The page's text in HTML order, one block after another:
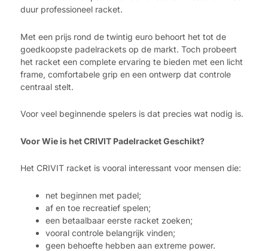
duur professioneel racket.
Met een prijs rond de twintig euro behoort het tot de
goedkoopste padelrackets op de markt. Toch probeert
het racket een complete ervaring te bieden met een licht
frame, comfortabele grip en een ontwerp dat controle
centraal stelt.
Voor veel beginnende spelers is dat precies wat nodig is.
Voor Wie is het CRIVIT Padelracket Geschikt?
Het CRIVIT racket is vooral interessant voor mensen die:
net beginnen met padel;
af en toe recreatief spelen;
een betaalbaar eerste racket zoeken;
vooral controle belangrijk vinden;
geen behoefte hebben aan extreme power.